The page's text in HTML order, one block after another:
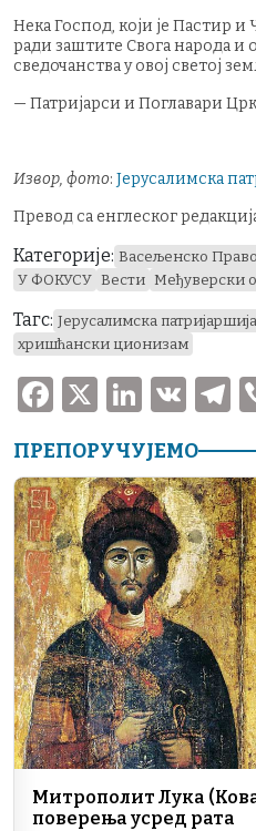
Нека Господ, који је Пастир
ради заштите Свога народа и
сведочанства у овој светој
— Патријарси и Поглавари
Извор, фото: Јерусалимска
Превод са енглеског
Категорије: Васељенско
У ФОКУСУ Вести Међуверски
Тагс: Јерусалимска патријаршија
хришћански ционизам
F
a
c
e
b
o
o
k
X
Li
n
k
e
dI
n
V
K
T
e
a
ПРЕПОРУЧУЈЕМО
Митрополит Лука
поверења усред рата